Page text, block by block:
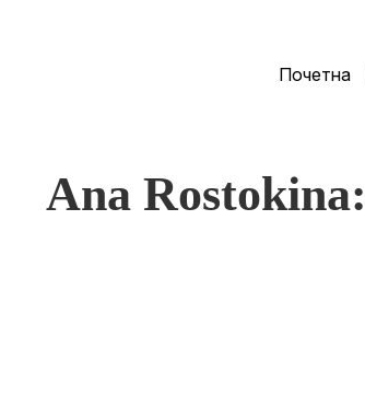
Почетна
Ana